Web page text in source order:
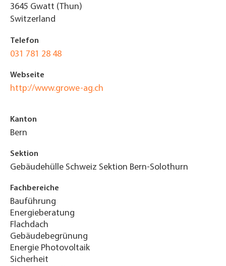
3645 Gwatt (Thun)
Switzerland
Telefon
031 781 28 48
Webseite
http://www.growe-ag.ch
Kanton
Bern
Sektion
Gebäudehülle Schweiz Sektion Bern-Solothurn
Fachbereiche
Bauführung
Energieberatung
Flachdach
Gebäudebegrünung
Energie Photovoltaik
Sicherheit